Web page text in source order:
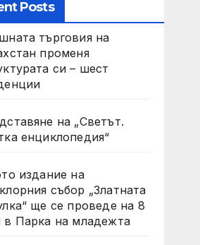
Posts
търговия на
променя
си – шест
на „Светът.
енциклопедия“
издание на
събор „Златната
ще се проведе на 8
в Парка на младежта